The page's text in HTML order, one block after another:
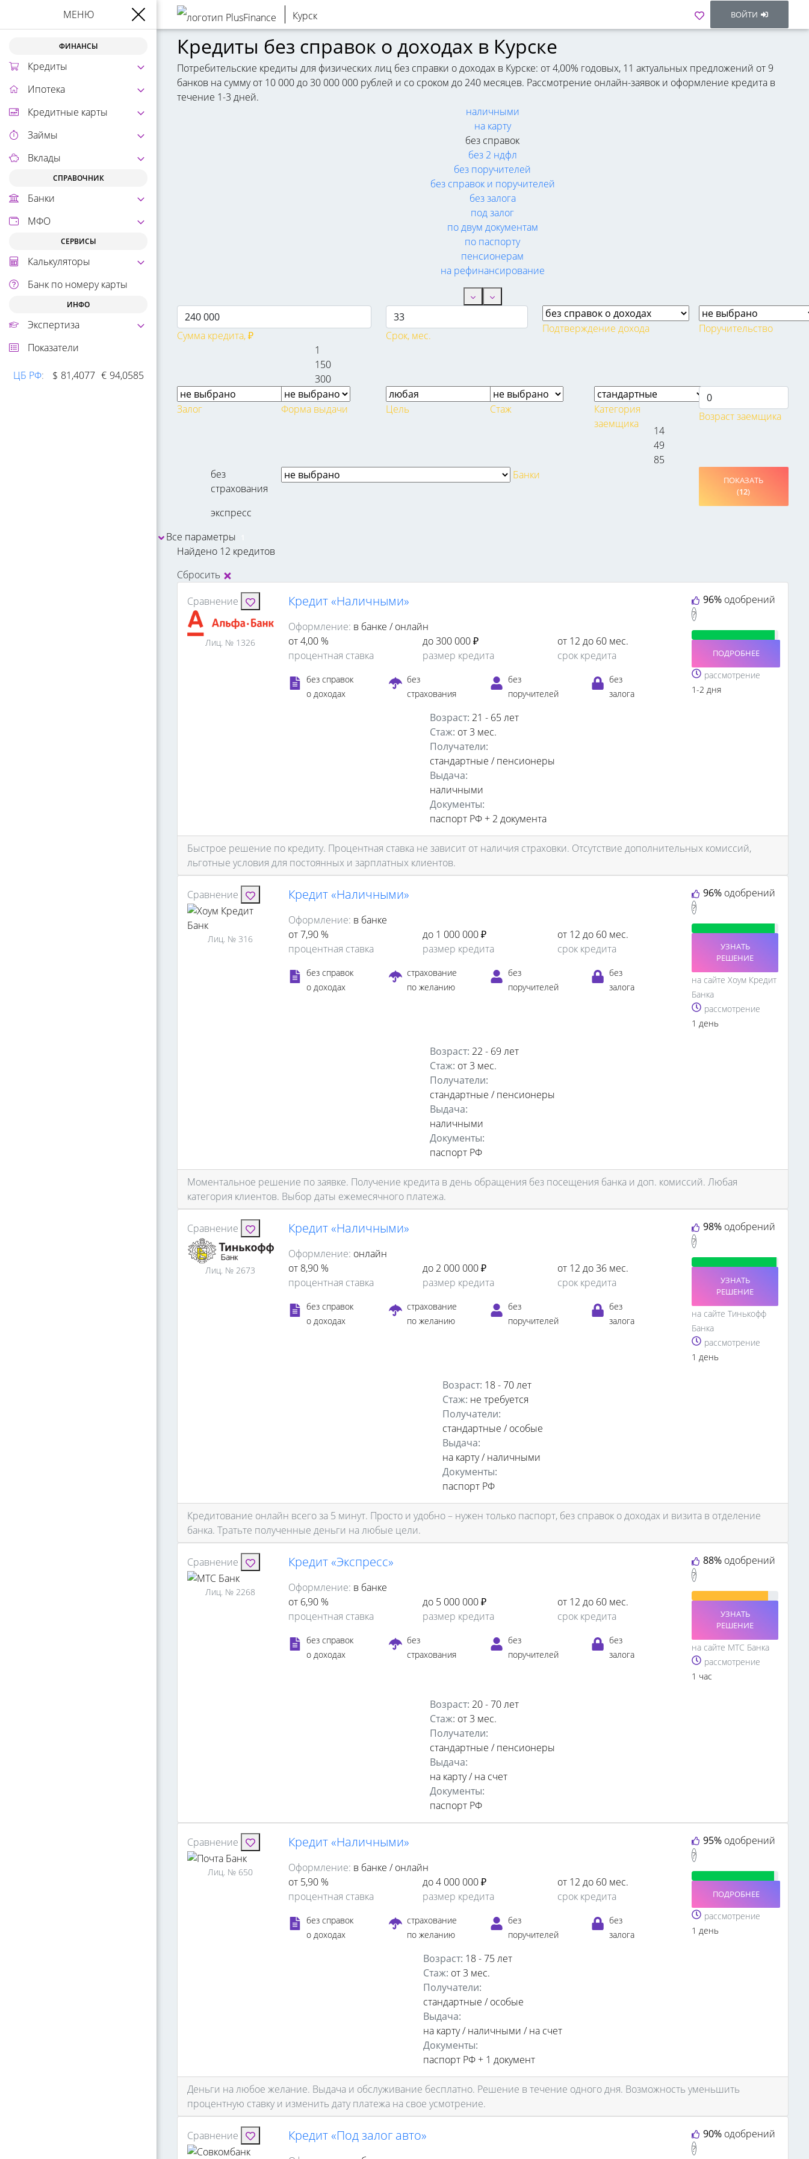
МЕНЮ
ФИНАНСЫ
Кредиты
Ипотека
Кредитные карты
Займы
Вклады
СПРАВОЧНИК
Банки
МФО
СЕРВИСЫ
Калькуляторы
Банк по номеру карты
ИНФО
Экспертиза
Показатели
ЦБ РФ: $ 81,4077 € 94,0585
Курск ВОЙТИ
Кредиты без справок о доходах в Курске
Потребительские кредиты для физических лиц без справки о доходах в Курске: от 4,00% годовых, 11 актуальных предложений от 9
банков на сумму от 10 000 до 30 000 000 рублей и со сроком до 240 месяцев. Рассмотрение онлайн-заявок и оформление кредита в
течение 1-3 дней.
наличными
на карту
без справок
без 2 ндфл
без поручителей
без справок и поручителей
без залога
под залог
по двум документам
по паспорту
пенсионерам
на рефинансирование
Сумма кредита, ₽
200000000
Срок, мес.
1
150
300
Подтверждение дохода Поручительство
Залог Форма выдачи Цель Стаж
Категория
заемщика
Возраст заемщика
14
49
85
без
страхования
экспресс
Банки
ПОКАЗАТЬ
(12)
Все параметры
Найдено 12 кредитов
Сбросить
Сравнение
Лиц. № 1326
Кредит «Наличными»
Оформление: в банке / онлайн
от 4,00 %
процентная ставка
до 300 000 ₽
размер кредита
от 12 до 60 мес.
срок кредита
без справок
о доходах
без
страхования
без
поручителей
без
залога
96% одобрений
?
ПОДРОБНЕЕ
рассмотрение
1-2 дня
Возраст: 21 - 65 лет
Стаж: от 3 мес.
Получатели:
стандартные / пенсионеры
Выдача:
наличными
Документы:
паспорт РФ + 2 документа
Быстрое решение по кредиту. Процентная ставка не зависит от наличия страховки. Отсутствие дополнительных комиссий,
льготные условия для постоянных и зарплатных клиентов.
Сравнение
Лиц. № 316
Кредит «Наличными»
Оформление: в банке
от 7,90 %
процентная ставка
до 1 000 000 ₽
размер кредита
от 12 до 60 мес.
срок кредита
без справок
о доходах
страхование
по желанию
без
поручителей
без
залога
96% одобрений
?
УЗНАТЬ
РЕШЕНИЕ
на сайте Хоум Кредит
Банка
рассмотрение
1 день
Возраст: 22 - 69 лет
Стаж: от 3 мес.
Получатели:
стандартные / пенсионеры
Выдача:
наличными
Документы:
паспорт РФ
Моментальное решение по заявке. Получение кредита в день обращения без посещения банка и доп. комиссий. Любая
категория клиентов. Выбор даты ежемесячного платежа.
Сравнение
Лиц. № 2673
Кредит «Наличными»
Оформление: онлайн
от 8,90 %
процентная ставка
до 2 000 000 ₽
размер кредита
от 12 до 36 мес.
срок кредита
без справок
о доходах
страхование
по желанию
без
поручителей
без
залога
98% одобрений
?
УЗНАТЬ
РЕШЕНИЕ
на сайте Тинькофф
Банка
рассмотрение
1 день
Возраст: 18 - 70 лет
Стаж: не требуется
Получатели:
стандартные /особые
Выдача:
на карту / наличными
Документы:
паспорт РФ
Кредитование онлайн всего за 5 минут. Просто и удобно – нужен только паспорт, без справок о доходах и визита в отделение
банка. Тратьте полученные деньги на любые цели.
Сравнение
Лиц. № 2268
Кредит «Экспресс»
Оформление: в банке
от 6,90 %
процентная ставка
до 5 000 000 ₽
размер кредита
от 12 до 60 мес.
срок кредита
без справок
о доходах
без
страхования
без
поручителей
без
залога
88% одобрений
?
УЗНАТЬ
РЕШЕНИЕ
на сайте МТС Банка
рассмотрение
1 час
Возраст: 20 - 70 лет
Стаж: от 3 мес.
Получатели:
стандартные / пенсионеры
Выдача:
на карту / на счет
Документы:
паспорт РФ
Сравнение
Лиц. № 650
Кредит «Наличными»
Оформление: в банке / онлайн
от 5,90 %
процентная ставка
до 4 000 000 ₽
размер кредита
от 12 до 60 мес.
срок кредита
без справок
о доходах
страхование
по желанию
без
поручителей
без
залога
95% одобрений
?
ПОДРОБНЕЕ
рассмотрение
1 день
Возраст: 18 - 75 лет
Стаж: от 3 мес.
Получатели:
стандартные /особые
Выдача:
на карту / наличными / на счет
Документы:
паспорт РФ + 1 документ
Деньги на любое желание. Выдача и обслуживание бесплатно. Решение в течение одного дня. Возможность уменьшить
процентную ставку и изменить дату платежа на свое усмотрение.
Сравнение Кредит «Под залог авто» 90% одобрений
?